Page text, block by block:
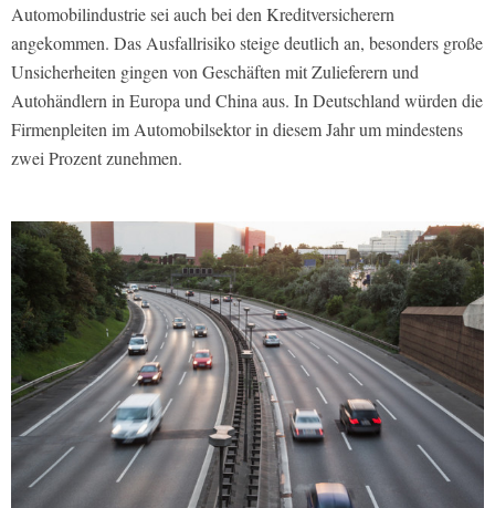
Automobilindustrie sei auch bei den Kreditversicherern
angekommen. Das Ausfallrisiko steige deutlich an, besonders große
Unsicherheiten gingen von Geschäften mit Zulieferern und
Autohändlern in Europa und China aus. In Deutschland würden die
Firmenpleiten im Automobilsektor in diesem Jahr um mindestens
zwei Prozent zunehmen.